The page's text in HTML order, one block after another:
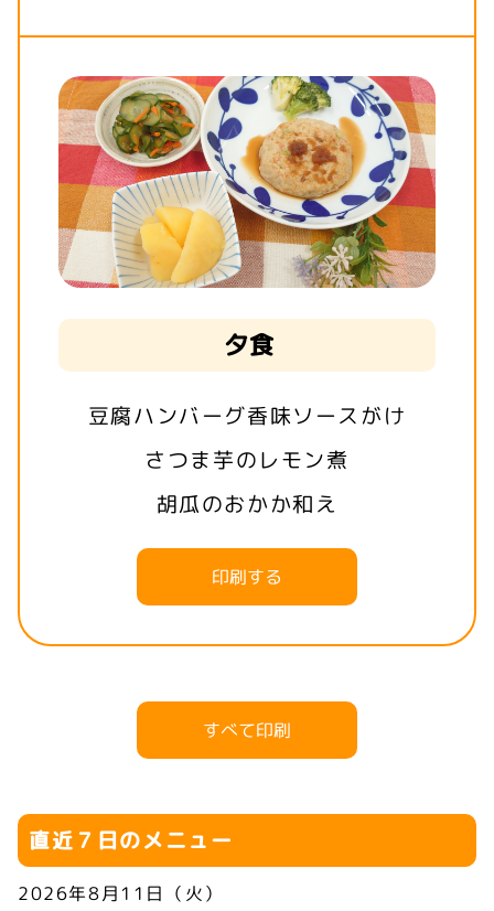
夕食
豆腐ハンバーグ香味ソースがけ
さつま芋のレモン煮
胡瓜のおかか和え
印刷する
すべて印刷
直近７日のメニュー
2026年8月11日（火）